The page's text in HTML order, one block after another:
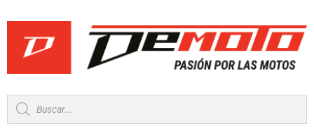
Búsqueda
de
productos